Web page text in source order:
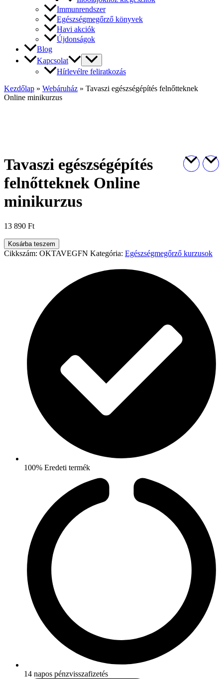
Immunrendszer
Egészségmegőrző könyvek
Havi akciók
Újdonságok
Blog
Kapcsolat
Hírlevélre feliratkozás
Kezdőlap » Webáruház » Tavaszi egészségépítés felnőtteknek
Online minikurzus
Tavaszi egészségépítés
felnőtteknek Online
minikurzus
13 890 Ft
Tavaszi
egészségépítés
Kosárba teszem
Cikkszám: OKTAVEGFN Kategória: Egészségmegőrző kurzusok
100% Eredeti termék
14 napos pénzvisszafizetés